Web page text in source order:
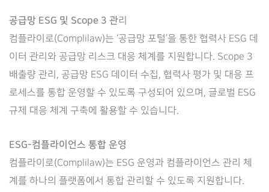
공급망 ESG 및 Scope 3 관리
컴플라이로(Complilaw)는 ‘공급망 포털’을 통한 협력사 ESG 데
이터 관리와 공급망 리스크 대응 체계를 지원합니다. Scope 3
배출량 관리, 공급망 ESG 데이터 수집, 협력사 평가 및 대응 프
로세스를 통합 운영할 수 있도록 구성되어 있으며, 글로벌 ESG
규제 대응 체계 구축에 활용할 수 있습니다.
ESG-컴플라이언스 통합 운영
컴플라이로(Complilaw)는 ESG 운영과 컴플라이언스 관리 체
계를 하나의 플랫폼에서 통합 관리할 수 있도록 지원합니다.